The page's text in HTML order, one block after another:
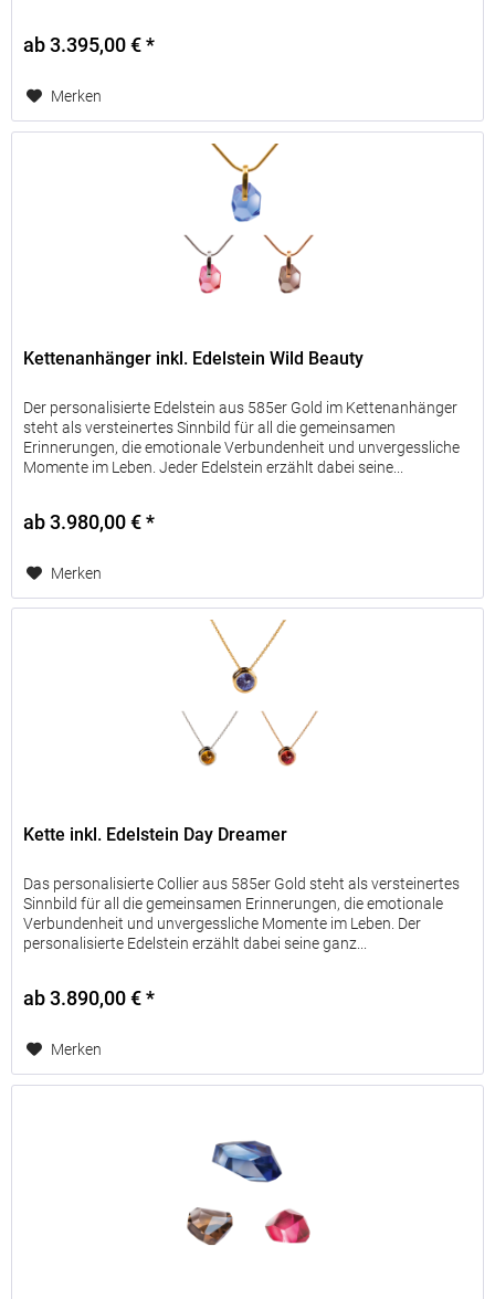
ab 3.395,00 € *
Merken
Kettenanhänger inkl. Edelstein Wild Beauty
Der personalisierte Edelstein aus 585er Gold im Kettenanhänger
steht als versteinertes Sinnbild für all die gemeinsamen
Erinnerungen, die emotionale Verbundenheit und unvergessliche
Momente im Leben. Jeder Edelstein erzählt dabei seine...
ab 3.980,00 € *
Merken
Kette inkl. Edelstein Day Dreamer
Das personalisierte Collier aus 585er Gold steht als versteinertes
Sinnbild für all die gemeinsamen Erinnerungen, die emotionale
Verbundenheit und unvergessliche Momente im Leben. Der
personalisierte Edelstein erzählt dabei seine ganz...
ab 3.890,00 € *
Merken